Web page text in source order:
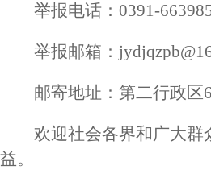
举报电话：0391-
举报邮箱：
邮寄地址：第二行政区
欢迎社会各界和广大
益。